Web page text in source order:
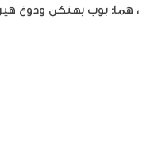
، هما: بوب بهنكن ودوغ